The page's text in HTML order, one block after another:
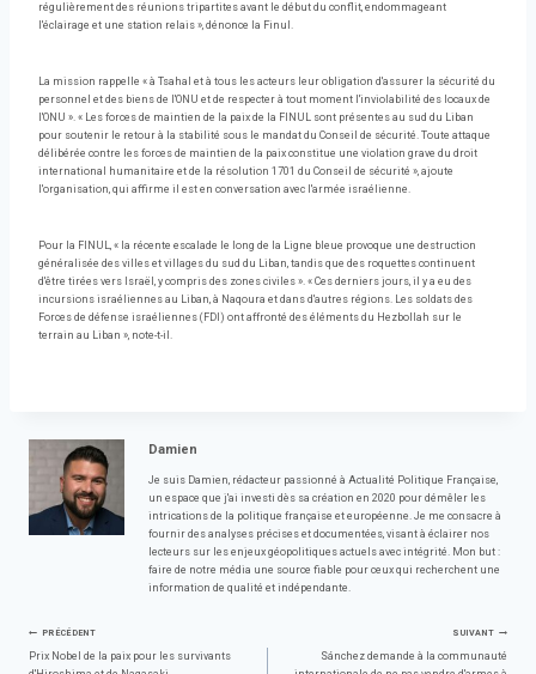
régulièrement des réunions tripartites avant le début du conflit, endommageant
l'éclairage et une station relais », dénonce la Finul.
La mission rappelle « à Tsahal et à tous les acteurs leur obligation d'assurer la sécurité du
personnel et des biens de l'ONU et de respecter à tout moment l'inviolabilité des locaux de
l'ONU ». « Les forces de maintien de la paix de la FINUL sont présentes au sud du Liban
pour soutenir le retour à la stabilité sous le mandat du Conseil de sécurité. Toute attaque
délibérée contre les forces de maintien de la paix constitue une violation grave du droit
international humanitaire et de la résolution 1701 du Conseil de sécurité », ajoute
l'organisation, qui affirme il est en conversation avec l'armée israélienne.
Pour la FINUL, « la récente escalade le long de la Ligne bleue provoque une destruction
généralisée des villes et villages du sud du Liban, tandis que des roquettes continuent
d'être tirées vers Israël, y compris des zones civiles ». « Ces derniers jours, il y a eu des
incursions israéliennes au Liban, à Naqoura et dans d'autres régions. Les soldats des
Forces de défense israéliennes (FDI) ont affronté des éléments du Hezbollah sur le
terrain au Liban », note-t-il.
Damien
Je suis Damien, rédacteur passionné à Actualité Politique Française,
un espace que j'ai investi dès sa création en 2020 pour démêler les
intrications de la politique française et européenne. Je me consacre à
fournir des analyses précises et documentées, visant à éclairer nos
lecteurs sur les enjeux géopolitiques actuels avec intégrité. Mon but :
faire de notre média une source fiable pour ceux qui recherchent une
information de qualité et indépendante.
Navigation
PRÉCÉDENT
Prix ​​Nobel de la paix pour les survivants
SUIVANT
Sánchez demande à la communauté